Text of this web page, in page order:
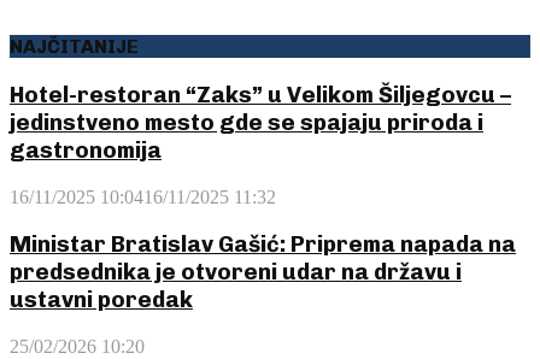
NAJČITANIJE
Hotel-restoran “Zaks” u Velikom Šiljegovcu –
jedinstveno mesto gde se spajaju priroda i
gastronomija
16/11/2025 10:0416/11/2025 11:32
Ministar Bratislav Gašić: Priprema napada na
predsednika je otvoreni udar na državu i
ustavni poredak
25/02/2026 10:20